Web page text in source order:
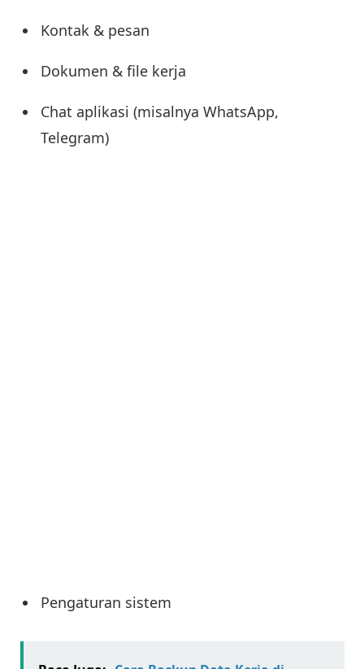
Kontak & pesan
Dokumen & file kerja
Chat aplikasi (misalnya WhatsApp,
Telegram)
Pengaturan sistem